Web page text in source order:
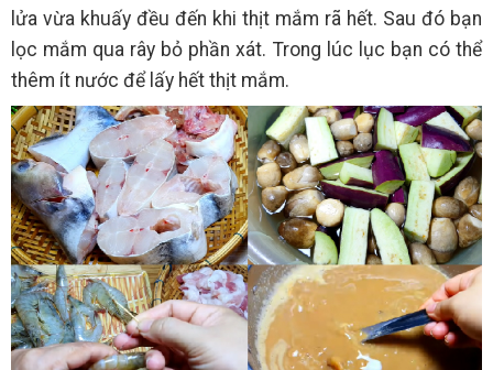
lửa vừa khuấy đều đến khi thịt mắm rã hết. Sau đó bạn
lọc mắm qua rây bỏ phần xát. Trong lúc lục bạn có thể
thêm ít nước để lấy hết thịt mắm.